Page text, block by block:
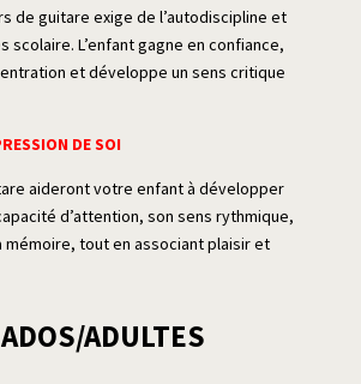
de guitare exige de l’autodiscipline et
scolaire. L’enfant gagne en confiance,
et développe un sens critique
DE SOI
aideront votre enfant à développer
d’attention, son sens rythmique,
tout en associant plaisir et
ADULTES